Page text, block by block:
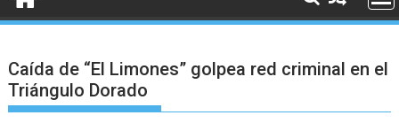
Caída de “El Limones” golpea red criminal en el
Triángulo Dorado